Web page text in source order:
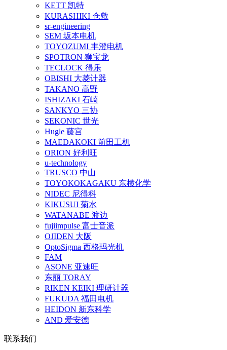
KETT 凯特
KURASHIKI 仓敷
sr-engineering
SEM 坂本电机
TOYOZUMI 丰澄电机
SPOTRON 狮宝龙
TECLOCK 得乐
OBISHI 大菱计器
TAKANO 高野
ISHIZAKI 石崎
SANKYO 三协
SEKONIC 世光
Hugle 藤宫
MAEDAKOKI 前田工机
ORION 好利旺
u-technology
TRUSCO 中山
TOYOKOKAGAKU 东横化学
NIDEC 尼得科
KIKUSUI 菊水
WATANABE 渡边
fujiimpulse 富士音派
OJIDEN 大阪
OptoSigma 西格玛光机
FAM
ASONE 亚速旺
东丽 TORAY
RIKEN KEIKI 理研计器
FUKUDA 福田电机
HEIDON 新东科学
AND 爱安德
联系我们